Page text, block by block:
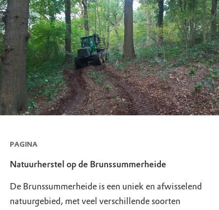
PAGINA
Natuurherstel op de Brunssummerheide
De Brunssummerheide is een uniek en afwisselend
natuurgebied, met veel verschillende soorten